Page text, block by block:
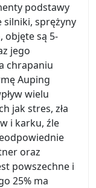
podstawy
silniki, sprężyny
objęte są 5-
jego
chrapaniu
Auping
wielu
jak stres, zła
i karku, źle
oraz
powszechne i
25% ma